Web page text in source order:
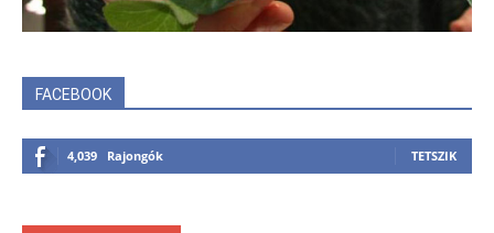
FACEBOOK
4,039 Rajongók TETSZIK